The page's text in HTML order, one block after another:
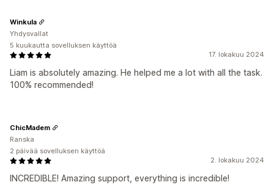
17. lokakuu 2024
Liam is absolutely amazing. He helped me a lot with all the task.
100% recommended!
Winkula
Yhdysvallat
5 kuukautta sovelluksen käyttöä
2. lokakuu 2024
INCREDIBLE! Amazing support, everything is incredible!
ChicMadem
Ranska
2 päivää sovelluksen käyttöä